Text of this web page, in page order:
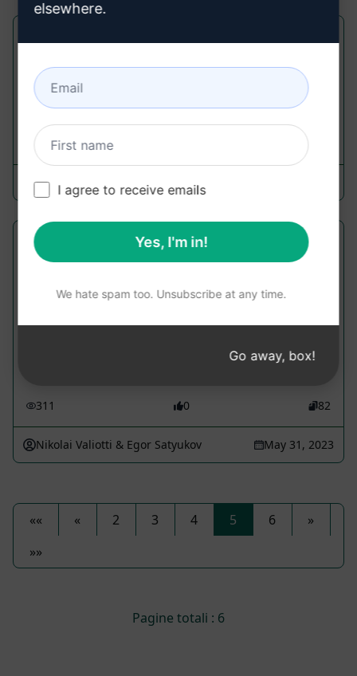
Esperto in Modelli Jinja
Configuration Management Prompts
Hai bisogno di aiuto con Jinja2? Sono qui per te!
204
AIPRM
Convertitore SQL DDL in formato json
Trasforma le dichiarazioni CREATE SQL nel
formato JSON. Puoi inserire le dichiarazioni una
311 0 82
Nikolai Valiotti & Egor Satyukov May 31, 2023
«« « 2 3 4 5 6
»
»»
Pagine totali : 6
elsewhere.
I agree to receive emails
Yes, I'm in!
We hate spam too. Unsubscribe at any time.
Go away, box!